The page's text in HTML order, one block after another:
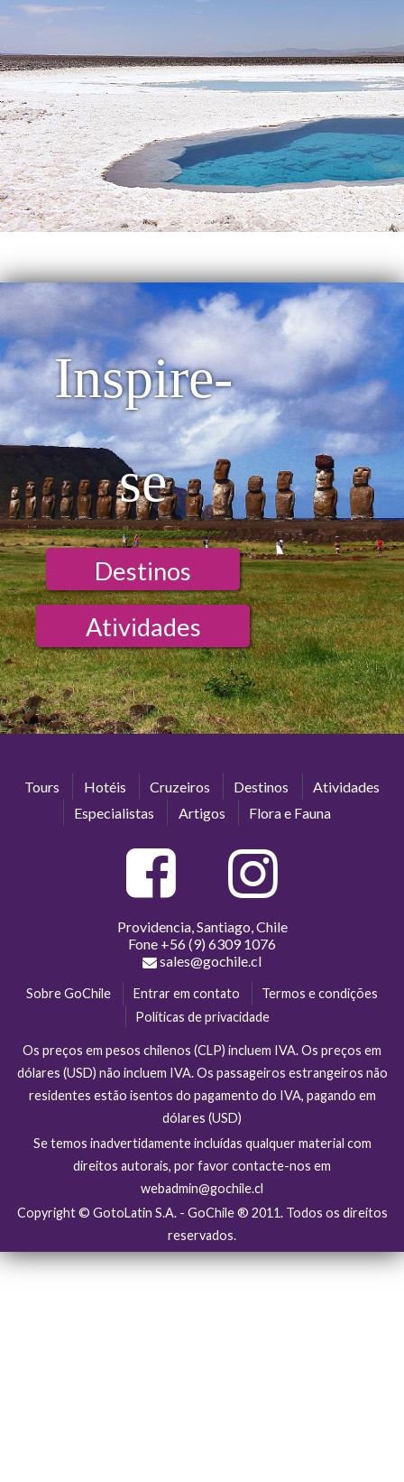
Inspire-
se
Destinos
Atividades
Tours Hotéis Cruzeiros Destinos
Atividades
Especialistas
Artigos Flora e Fauna
Providencia, Santiago, Chile
Fone +56 (9) 6309 1076
sales@gochile.cl
Sobre GoChile Entrar em contato
Termos e condições
Políticas de privacidade
Os preços em pesos chilenos (CLP) incluem IVA. Os preços em
dólares (USD) não incluem IVA. Os passageiros estrangeiros não
residentes estão isentos do pagamento do IVA, pagando em
dólares (USD)
Se temos inadvertidamente incluídas qualquer material com
direitos autorais, por favor contacte-nos em
webadmin@gochile.cl
Copyright © GotoLatin S.A. - GoChile ® 2011. Todos os direitos
reservados.